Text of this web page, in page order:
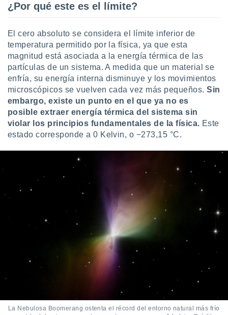
¿Por qué este es el límite?
El cero absoluto se considera el límite inferior de
temperatura permitido por la física, ya que esta
magnitud está asociada a la energía térmica de las
partículas de un sistema. A medida que un material se
enfría, su energía interna disminuye y los movimientos
microscópicos se vuelven cada vez más pequeños.Sin
embargo, existe un punto en el que ya no es
posible extraer energía térmica del sistema sin
violar los principios fundamentales de la física. Este
estado corresponde a 0 Kelvin, o −273,15 °C.
La Nebulosa Boomerang ostenta el récord del entorno natural más frío